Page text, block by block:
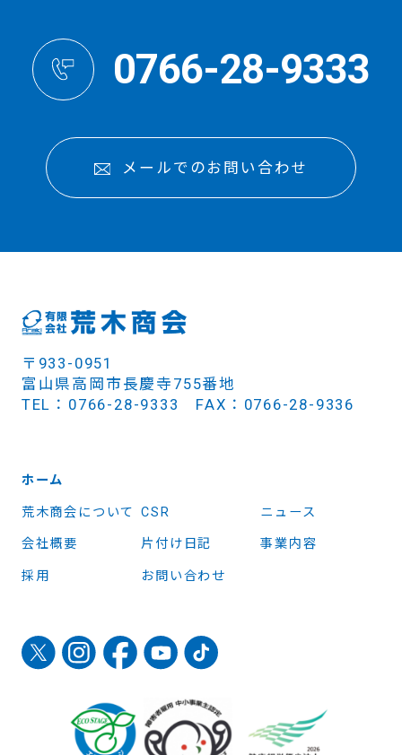
0766-28-9333
メールでのお問い合わせ
〒933-0951
富山県高岡市長慶寺755番地
TEL：0766-28-9333 FAX：0766-28-9336
ホーム
荒木商会について CSR ニュース
会社概要 片付け日記 事業内容
採用 お問い合わせ